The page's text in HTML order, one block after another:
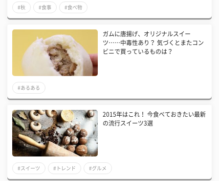
#秋 #食事 #食べ物
ガムに唐揚げ、オリジナルスイー
ツ……中毒性あり？ 気づくとまたコン
ビニで買っているものは？
#あるある
2015年はこれ！ 今食べておきたい最新
の流行スイーツ3選
#スイーツ #トレンド #グルメ